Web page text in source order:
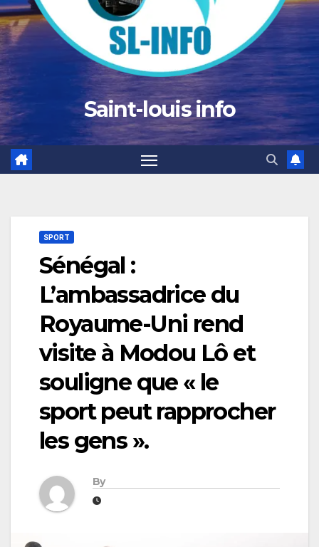
Saint-louis info
SPORT
Sénégal :
L’ambassadrice du
Royaume-Uni rend
visite à Modou Lô et
souligne que « le
sport peut rapprocher
les gens ».
By